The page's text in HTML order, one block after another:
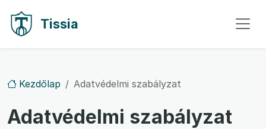
Tissia
Kezdőlap Adatvédelmi szabályzat
Adatvédelmi szabályzat